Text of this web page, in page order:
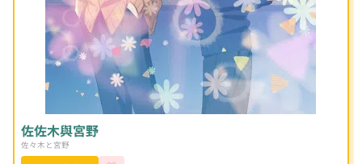
佐佐木與宮野
佐々木と宮野